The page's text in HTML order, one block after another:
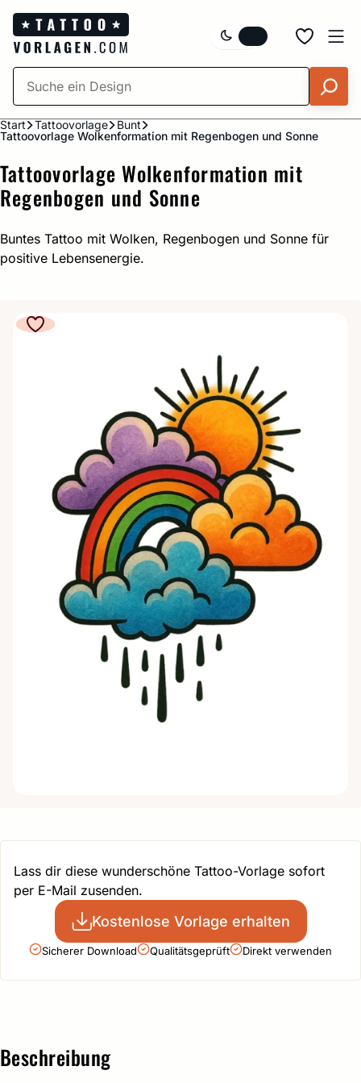
Zum
Inhalt
springen
Start Tattoovorlage
Bunt
Tattoovorlage Wolkenformation mit Regenbogen und Sonne
Tattoovorlage Wolkenformation mit
Regenbogen und Sonne
Buntes Tattoo mit Wolken, Regenbogen und Sonne für
positive Lebensenergie.
Lass dir diese wunderschöne Tattoo-Vorlage sofort
per E-Mail zusenden.
Kostenlose Vorlage erhalten
Sicherer Download Qualitätsgeprüft Direkt verwenden
Beschreibung